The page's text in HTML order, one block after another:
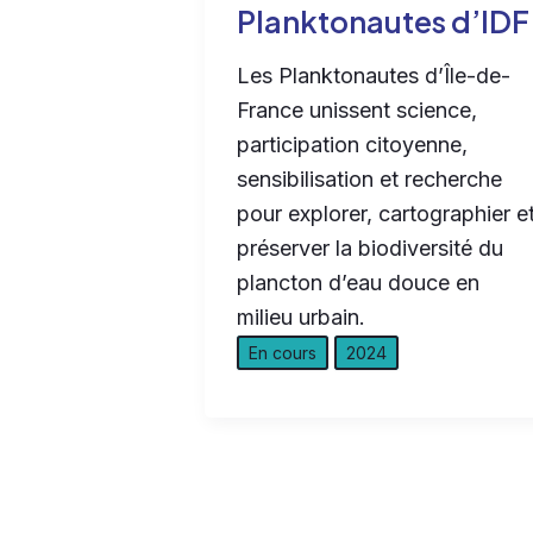
Planktonautes d’IDF
Les Planktonautes d’Île-de-
France unissent science,
participation citoyenne,
sensibilisation et recherche
pour explorer, cartographier
préserver la biodiversité du
plancton d’eau douce en
milieu urbain.
En cours 2024